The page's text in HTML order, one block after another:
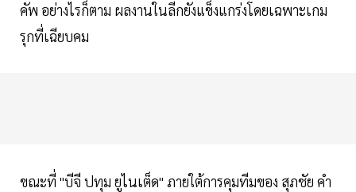
คัพ อย่างไรก็ตาม ผลงานในลีกยังแข็งแกร่งโดยเฉพาะเกม
รุกที่เฉียบคม
ขณะที่ "บีจี ปทุม ยูไนเต็ด" ภายใต้การคุมทีมของ สุภชัย คำ